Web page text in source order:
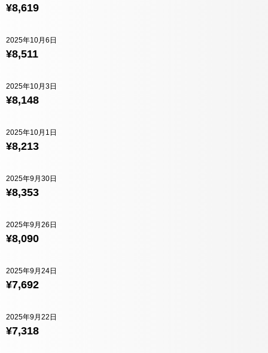
¥8,619
¥8,511
2025年10月6日
¥8,148
2025年10月3日
¥8,213
2025年10月1日
¥8,353
2025年9月30日
¥8,090
2025年9月26日
¥7,692
2025年9月24日
¥7,318
2025年9月22日